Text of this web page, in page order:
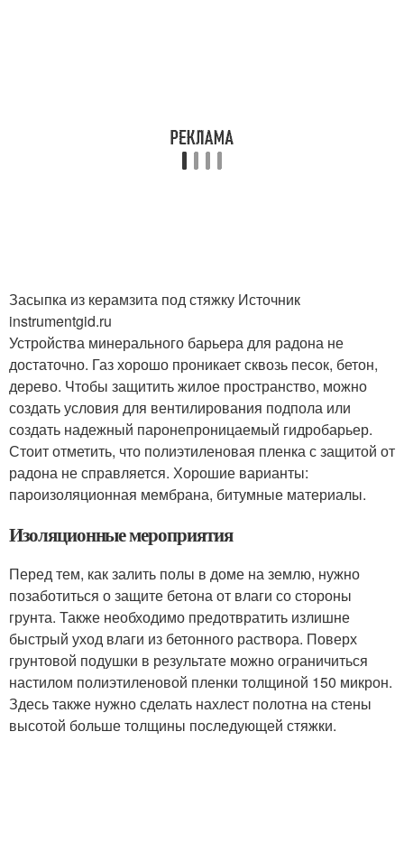
Засыпка из керамзита под стяжку Источник
instrumentgid.ru
Устройства минерального барьера для радона не
достаточно. Газ хорошо проникает сквозь песок, бетон,
дерево. Чтобы защитить жилое пространство, можно
создать условия для вентилирования подпола или
создать надежный паронепроницаемый гидробарьер.
Стоит отметить, что полиэтиленовая пленка с защитой от
радона не справляется. Хорошие варианты:
пароизоляционная мембрана, битумные материалы.
Изоляционные мероприятия
Перед тем, как залить полы в доме на землю, нужно
позаботиться о защите бетона от влаги со стороны
грунта. Также необходимо предотвратить излишне
быстрый уход влаги из бетонного раствора. Поверх
грунтовой подушки в результате можно ограничиться
настилом полиэтиленовой пленки толщиной 150 микрон.
Здесь также нужно сделать нахлест полотна на стены
высотой больше толщины последующей стяжки.